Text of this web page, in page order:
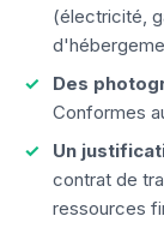
(électricité,
Des
Conformes
Un
contrat de
ressources